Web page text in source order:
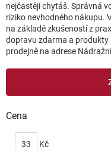
nejčastěji chytáš. Správná
riziko nevhodného nákupu.
na základě zkušeností z
dopravu zdarma a produkty
prodejně na adrese
Cena
33 Kč
V
p
i